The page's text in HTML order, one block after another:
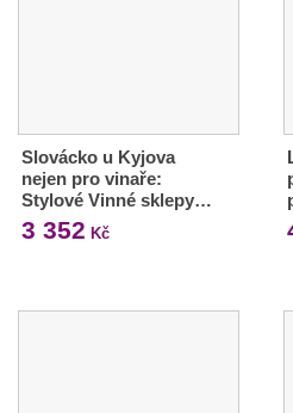
Slovácko u Kyjova
nejen pro vinaře:
Stylové Vinné sklepy…
3 352 Kč